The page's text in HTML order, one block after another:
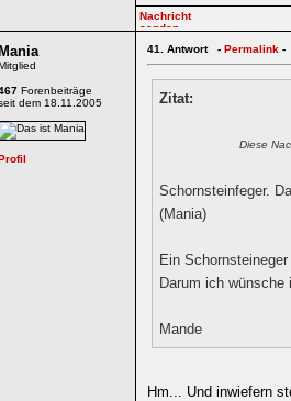
Mania
Forenbeiträge
dem 18.11.2005
41. Antwort - Permalink -
Zitat:
Diese
Schornsteinfeger.
(Mania)
Ein
Darum ich
Mande
Hm... Und inwiefern